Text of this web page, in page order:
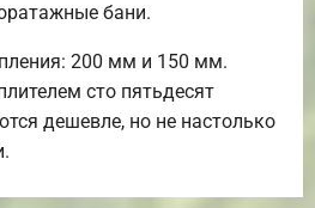
бани.
200 мм и 150 мм.
сто пятьдесят
дешевле, но не настолько